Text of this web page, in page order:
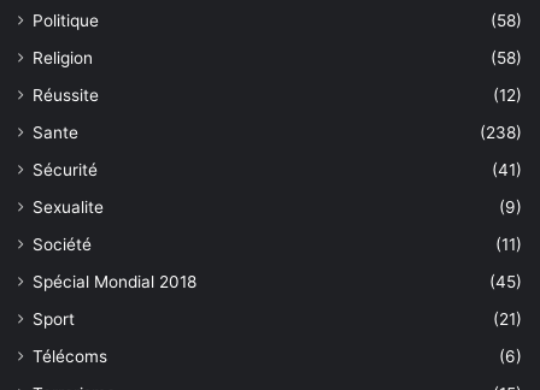
Politique
(58)
Religion
(58)
Réussite
(12)
Sante
(238)
Sécurité
(41)
Sexualite
(9)
Société
(11)
Spécial Mondial 2018
(45)
Sport
(21)
Télécoms
(6)